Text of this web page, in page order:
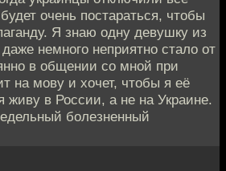
очень постараться, чтобы
Я знаю одну девушку из
немного неприятно стало от
в общении со мной при
на мову и хочет, чтобы я её
живу в России, а не на Украине.
болезненный